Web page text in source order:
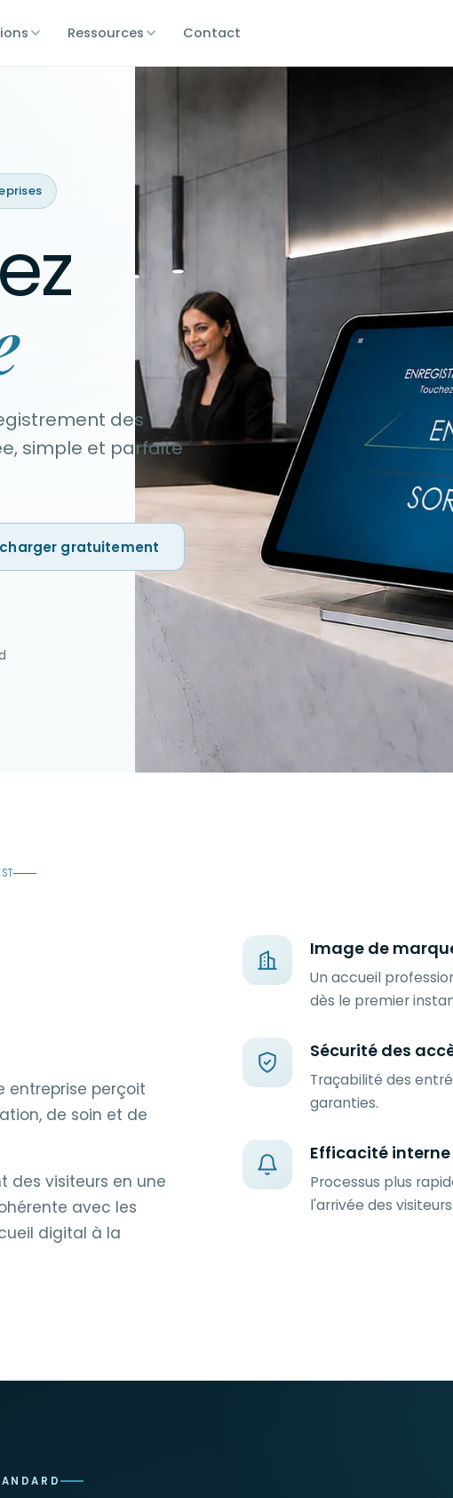
Ressources Contact
des
simple et parfaite
gratuitement
entreprise perçoit
de soin et de
des visiteurs en une
avec les
digital à la
Image de
Un accueil
dès le premier
Sécurité des
Traçabilité des
garanties.
Efficacité interne
Processus plus
l'arrivée des